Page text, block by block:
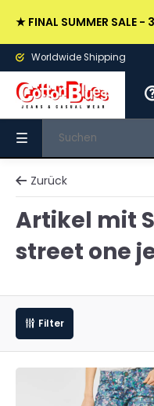
★ FINAL SUMMER SALE
Worldwide Shipping
Zurück
Artikel mit
street one
Filter